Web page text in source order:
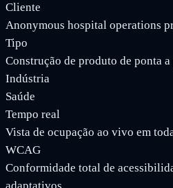
Cliente
Anonymous hospital operations
Tipo
Construção de produto de ponta
Indústria
Saúde
Tempo real
Vista de ocupação ao vivo em
WCAG
Conformidade total de